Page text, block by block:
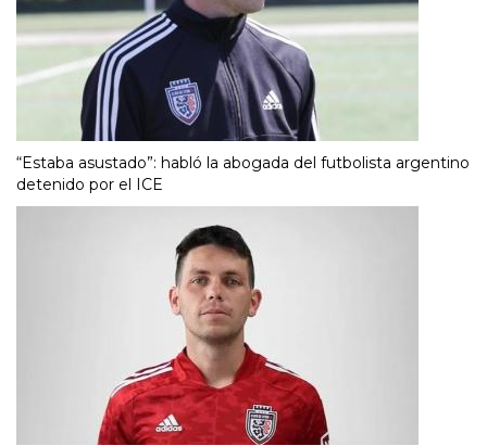
“Estaba asustado”: habló la abogada del futbolista argentino
detenido por el ICE